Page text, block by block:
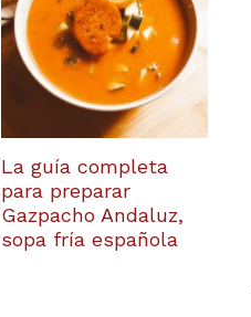
La guía completa
para preparar
Gazpacho Andaluz,
sopa fría española